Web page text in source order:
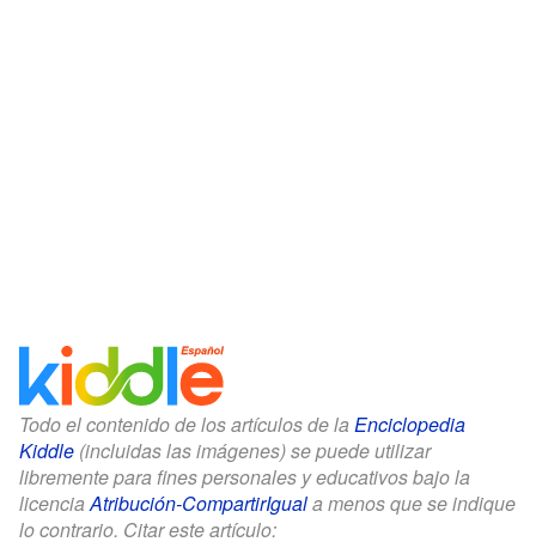
Todo el contenido de los artículos de la Enciclopedia
Kiddle (incluidas las imágenes) se puede utilizar
libremente para fines personales y educativos bajo la
licenciaAtribución-CompartirIguala menos que se indique
lo contrario. Citar este artículo: